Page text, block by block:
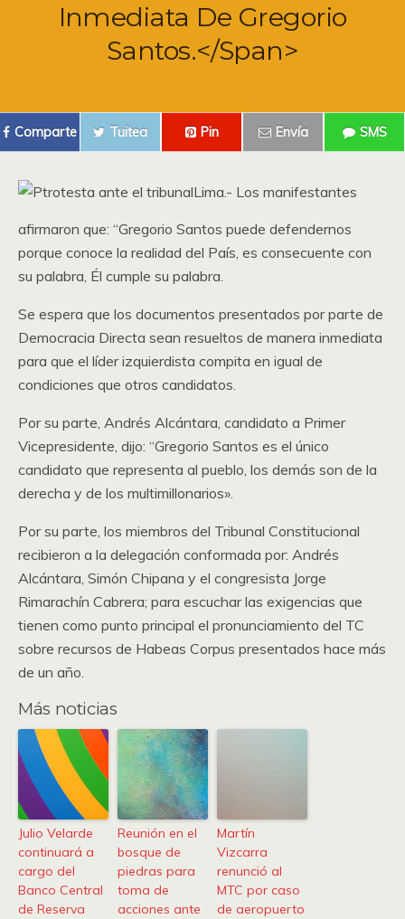
Inmediata De Gregorio
Santos.</span>
Comparte Tuitea Pin Envía SMS
Lima.- Los manifestantes
afirmaron que: “Gregorio Santos puede defendernos
porque conoce la realidad del País, es consecuente con
su palabra, Él cumple su palabra.
Se espera que los documentos presentados por parte de
Democracia Directa sean resueltos de manera inmediata
para que el líder izquierdista compita en igual de
condiciones que otros candidatos.
Por su parte, Andrés Alcántara, candidato a Primer
Vicepresidente, dijo: “Gregorio Santos es el único
candidato que representa al pueblo, los demás son de la
derecha y de los multimillonarios».
Por su parte, los miembros del Tribunal Constitucional
recibieron a la delegación conformada por: Andrés
Alcántara, Simón Chipana y el congresista Jorge
Rimarachín Cabrera; para escuchar las exigencias que
tienen como punto principal el pronunciamiento del TC
sobre recursos de Habeas Corpus presentados hace más
de un año.
Más noticias
Julio Velarde
continuará a
cargo del
Banco Central
de Reserva
Reunión en el
bosque de
piedras para
toma de
acciones ante
Martín
Vizcarra
renunció al
MTC por caso
de aeropuerto